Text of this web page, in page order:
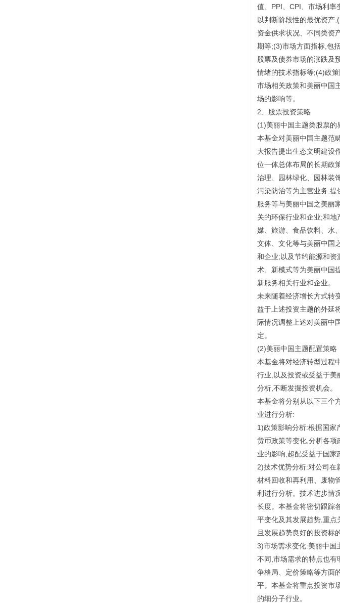
值、PPI、CPI、市场利率
以判断阶段性的最优资产
资金供求状况、不同类资
期等;(3)市场方面指标,包
股票及债券市场的涨跌及
情绪的技术指标等;(4)政
市场相关政策和美丽中国
场的影响等。
2、股票投资策略
(1)美丽中国主题类股票的
本基金对美丽中国主题范
大报告提出生态文明建设
位一体总体布局的长期政
治理、园林绿化、园林装
污染防治等为主营业务,提
服务等与美丽中国之美丽
关的环保行业和企业;和
媒、旅游、食品饮料、水
文体、文化等与美丽中国
和企业;以及节约能源和资
术、新模式等为美丽中国
新服务相关行业和企业。
未来随着经济增长方式转
益于上述投资主题的外延
际情况调整上述对美丽中
定。
(2)美丽中国主题配置策略
本基金将对经济转型过程
行业,以及投资或受益于美
分析,不断发掘投资机会。
本基金将分别从以下三个
业进行分析:
1)政策影响分析:根据国家
货币政策等变化,分析各项
业的影响,超配受益于国家
2)技术优势分析:对公司在
材料回收和再利用、废物
利进行分析。技术进步情
长度。本基金将密切跟踪
平变化及其发展趋势,重点
且发展趋势良好的投资标的
3)市场需求变化:美丽中国
不同,市场需求的特点也有
争格局、定价策略等方面
平。本基金将重点投资市
的细分子行业。